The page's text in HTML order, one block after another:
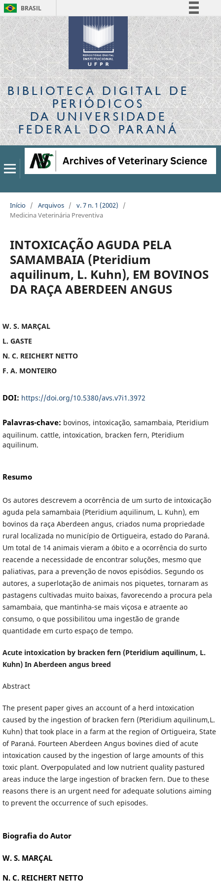
BRASIL
Simplifique!
Comunica BR
Participe
Acesso à informação
Legislação
Canais
BIBLIOTECA DIGITALDE
PERIÓDICOS
DA UNIVERSIDADE
FEDERAL DO PARANÁ
Início / Arquivos / v. 7 n. 1 (2002)
/
Medicina Veterinária Preventiva
INTOXICAÇÃO AGUDA PELA
SAMAMBAIA (Pteridium
aquilinum, L. Kuhn), EM BOVINOS
DA RAÇA ABERDEEN ANGUS
W. S. MARÇAL
L. GASTE
N. C. REICHERT NETTO
F. A. MONTEIRO
DOI: https://doi.org/10.5380/avs.v7i1.3972
Palavras-chave: bovinos, intoxicação, samambaia, Pteridium
aquilinum. cattle, intoxication, bracken fern, Pteridium
aquilinum.
Resumo
Os autores descrevem a ocorrência de um surto de intoxicação
aguda pela samambaia (Pteridium aquilinum, L. Kuhn), em
bovinos da raça Aberdeen angus, criados numa propriedade
rural localizada no município de Ortigueira, estado do Paraná.
Um total de 14 animais vieram a óbito e a ocorrência do surto
reacende a necessidade de encontrar soluções, mesmo que
paliativas, para a prevenção de novos episódios. Segundo os
autores, a superlotação de animais nos piquetes, tornaram as
pastagens cultivadas muito baixas, favorecendo a procura pela
samambaia, que mantinha-se mais viçosa e atraente ao
consumo, o que possibilitou uma ingestão de grande
quantidade em curto espaço de tempo.
Acute intoxication by bracken fern (Pteridium aquilinum, L.
Kuhn) In Aberdeen angus breed
Abstract
The present paper gives an account of a herd intoxication
caused by the ingestion of bracken fern (Pteridium aquilinum,L.
Kuhn) that took place in a farm at the region of Ortigueira, State
of Paraná. Fourteen Aberdeen Angus bovines died of acute
intoxication caused by the ingestion of large amounts of this
toxic plant. Overpopulated and low nutrient quality pastured
areas induce the large ingestion of bracken fern. Due to these
reasons there is an urgent need for adequate solutions aiming
to prevent the occurrence of such episodes.
Biografia do Autor
W. S. MARÇAL
N. C. REICHERT NETTO